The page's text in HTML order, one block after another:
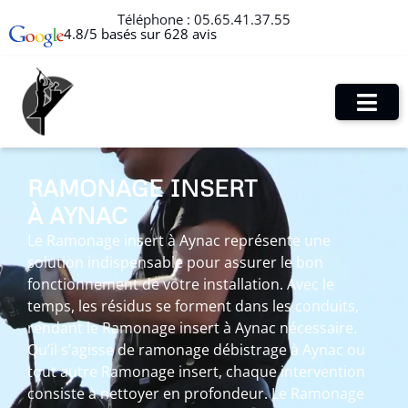
Téléphone : 05.65.41.37.55
4.8/5 basés sur 628 avis
RAMONAGE INSERT
À AYNAC
Le Ramonage insert à Aynac représente une
solution indispensable pour assurer le bon
fonctionnement de votre installation. Avec le
temps, les résidus se forment dans les conduits,
rendant le Ramonage insert à Aynac nécessaire.
Qu’il s’agisse de ramonage débistrage à Aynac ou
tout autre Ramonage insert, chaque intervention
consiste à nettoyer en profondeur. Le Ramonage